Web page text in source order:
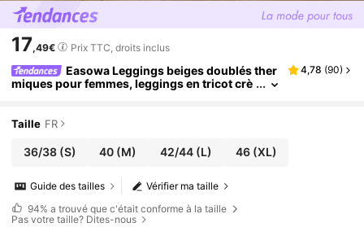
17,49€ Prix TTC, droits inclus
Easowa Leggings beiges doublés ther
miques pour femmes, leggings en tricot crè
4,78 (90)
Taille FR
36/38(S) 40 (M) 42/44(L) 46(XL)
Vérifier ma taille
Guide des tailles
94% a trouvé que c'était conforme à la taille
Pas votre taille? Dites-nous